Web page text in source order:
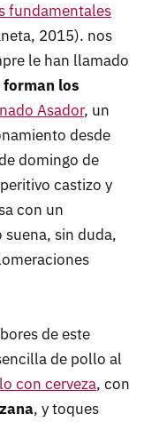
fundamentales
2015). nos
le han llamado
forman los
Asador, un
desde
domingo de
castizo y
con un
sin duda,
de este
de pollo al
con cerveza, con
, y toques